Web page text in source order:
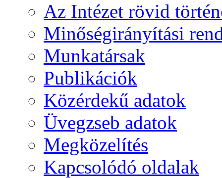
Az Intézet rövid
Minőségirányítási
Munkatársak
Publikációk
Közérdekű adatok
Üvegzseb adatok
Megközelítés
Kapcsolódó oldalak